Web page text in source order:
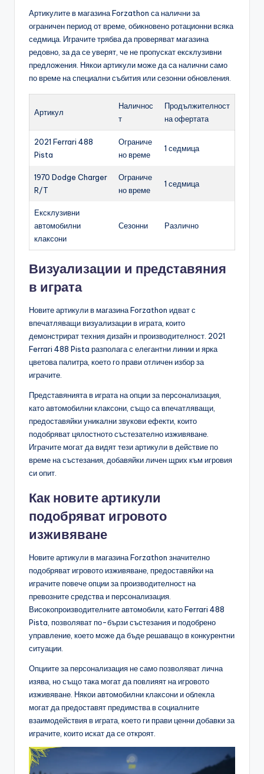
Артикулите в магазина Forzathon са налични за
ограничен период от време, обикновено ротационни всяка
седмица. Играчите трябва да проверяват магазина
редовно, за да се уверят, че не пропускат ексклузивни
предложения. Някои артикули може да са налични само
по време на специални събития или сезонни обновления.
Артикул
Наличнос
т
Продължителност
на офертата
2021 Ferrari 488
Pista
Ограниче
но време
1 седмица
1970 Dodge Charger
R/T
Ограниче
но време
1 седмица
Ексклузивни
автомобилни
клаксони
Сезонни Различно
Визуализации и представяния
в играта
Новите артикули в магазина Forzathon идват с
впечатляващи визуализации в играта, които
демонстрират техния дизайн и производителност. 2021
Ferrari 488 Pista разполага с елегантни линии и ярка
цветова палитра, което го прави отличен избор за
играчите.
Представянията в играта на опции за персонализация,
като автомобилни клаксони, също са впечатляващи,
предоставяйки уникални звукови ефекти, които
подобряват цялостното състезателно изживяване.
Играчите могат да видят тези артикули в действие по
време на състезания, добавяйки личен щрих към игровия
си опит.
Как новите артикули
подобряват игровото
изживяване
Новите артикули в магазина Forzathon значително
подобряват игровото изживяване, предоставяйки на
играчите повече опции за производителност на
превозните средства и персонализация.
Високопроизводителните автомобили, като Ferrari 488
Pista, позволяват по-бързи състезания и подобрено
управление, което може да бъде решаващо в конкурентни
ситуации.
Опциите за персонализация не само позволяват лична
изява, но също така могат да повлияят на игровото
изживяване. Някои автомобилни клаксони и облекла
могат да предоставят предимства в социалните
взаимодействия в играта, което ги прави ценни добавки за
играчите, които искат да се откроят.